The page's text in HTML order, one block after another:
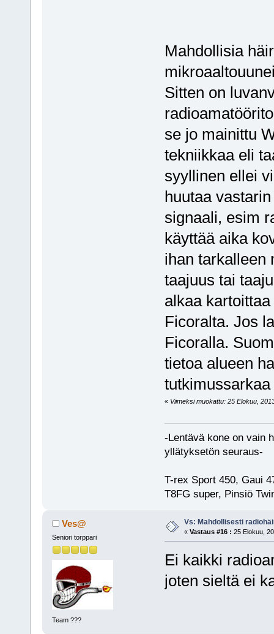
Mahdollisia
Sitten on
se jo mainittu
tekniikkaa eli
syyllinen ellei
huutaa
signaali, esim
käyttää aika
ihan tarkalleen
taajuus tai
alkaa
Ficoralta. Jos
Ficoralla.
tietoa alueen
« Viimeksi muokattu: 25 Elokuu,
-Lentävä kone on vain
yllätyksetön seuraus-
T-rex Sport 450, Gaui
T8FG super, Pinsiö
Ves@
Seniori torppari
Team ???
Vs: Mahdollisesti
« Vastaus #16 : 25 Elokuu,
Ei kaikki
joten sieltä ei